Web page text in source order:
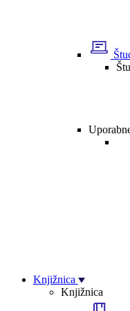
Knjižnica
Knjižnica